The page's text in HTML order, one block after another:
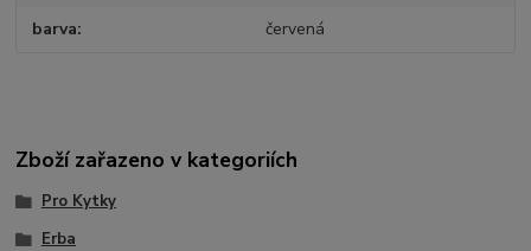
barva červená
Zboží zařazeno v kategoriích
Pro Kytky
Erba